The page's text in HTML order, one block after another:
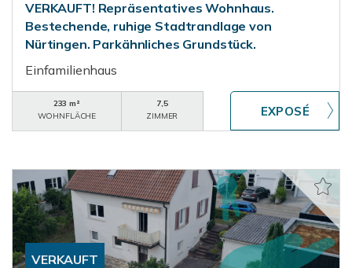
VERKAUFT! Repräsentatives Wohnhaus.
Bestechende, ruhige Stadtrandlage von
Nürtingen. Parkähnliches Grundstück.
Einfamilienhaus
233 m²
WOHNFLÄCHE
7,5
ZIMMER
VERKAUFT